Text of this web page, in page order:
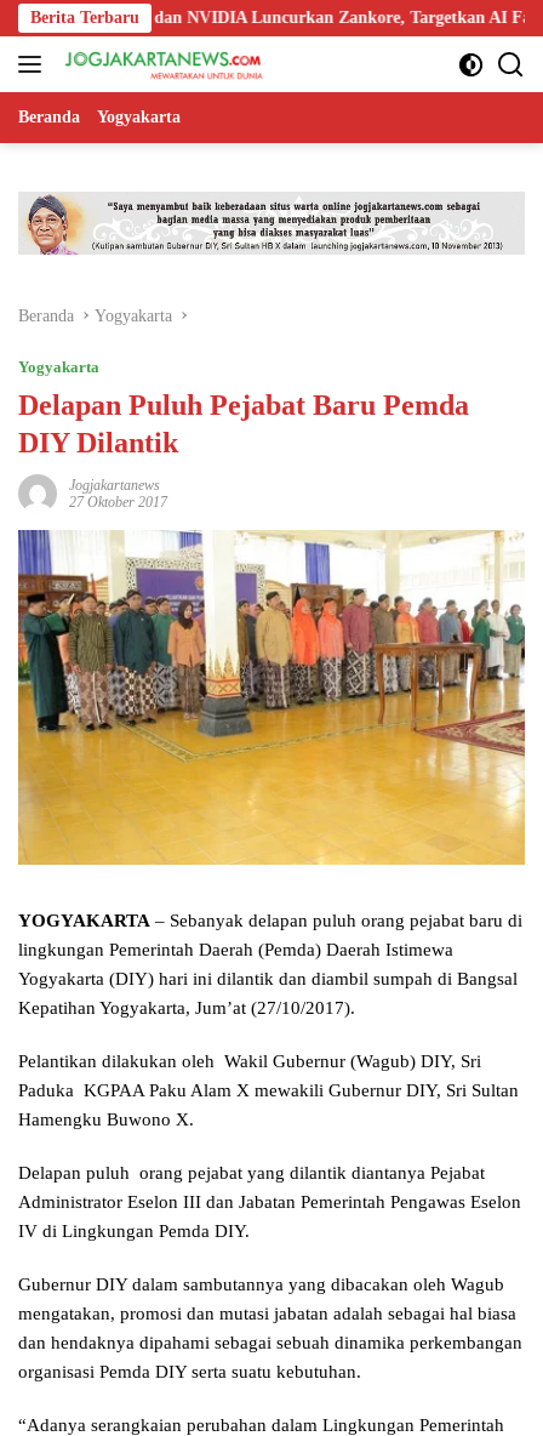
Langsung
ke
konten
Berita Terbaru
Nokia, dan NVIDIA Luncurkan Zankore, Targetkan AI Factory 1 GW
Beranda Yogyakarta
Beranda Yogyakarta
Yogyakarta
Delapan Puluh Pejabat Baru Pemda
DIY Dilantik
Jogjakartanews
27 Oktober 2017
YOGYAKARTA – Sebanyak delapan puluh orang pejabat baru di
lingkungan Pemerintah Daerah (Pemda) Daerah Istimewa
Yogyakarta (DIY) hari ini dilantik dan diambil sumpah di Bangsal
Kepatihan Yogyakarta, Jum’at (27/10/2017).
Pelantikan dilakukan oleh Wakil Gubernur (Wagub) DIY, Sri
Paduka KGPAA Paku Alam X mewakili Gubernur DIY, Sri Sultan
Hamengku Buwono X.
Delapan puluh orang pejabat yang dilantik diantanya Pejabat
Administrator Eselon III dan Jabatan Pemerintah Pengawas Eselon
IV di Lingkungan Pemda DIY.
Gubernur DIY dalam sambutannya yang dibacakan oleh Wagub
mengatakan, promosi dan mutasi jabatan adalah sebagai hal biasa
dan hendaknya dipahami sebagai sebuah dinamika perkembangan
organisasi Pemda DIY serta suatu kebutuhan.
“Adanya serangkaian perubahan dalam Lingkungan Pemerintah